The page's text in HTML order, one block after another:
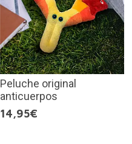
Peluche original
anticuerpos
14,95€